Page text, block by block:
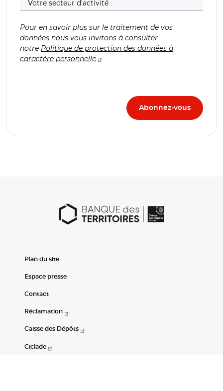
Pour en savoir plus sur le traitement de vos
données nous vous invitons à consulter
notre Politique de protection des données à
caractère personnelle
Plan du site
Espace presse
Contact
Réclamation
Caisse des Dépôts
Ciclade